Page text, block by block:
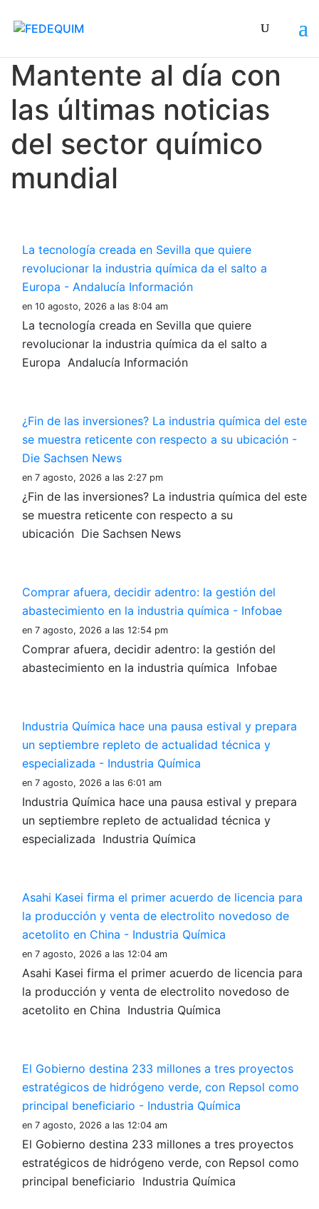
Mantente al día con
las últimas noticias
del sector químico
mundial
La tecnología creada en Sevilla que quiere
revolucionar la industria química da el salto a
Europa - Andalucía Información
en 10 agosto, 2026 a las 8:04 am
La tecnología creada en Sevilla que quiere
revolucionar la industria química da el salto a
Europa Andalucía Información
¿Fin de las inversiones? La industria química del este
se muestra reticente con respecto a su ubicación -
Die Sachsen News
en 7 agosto, 2026 a las 2:27 pm
¿Fin de las inversiones? La industria química del este
se muestra reticente con respecto a su
ubicación Die Sachsen News
Comprar afuera, decidir adentro: la gestión del
abastecimiento en la industria química - Infobae
en 7 agosto, 2026 a las 12:54 pm
Comprar afuera, decidir adentro: la gestión del
abastecimiento en la industria química Infobae
Industria Química hace una pausa estival y prepara
un septiembre repleto de actualidad técnica y
especializada - Industria Química
en 7 agosto, 2026 a las 6:01 am
Industria Química hace una pausa estival y prepara
un septiembre repleto de actualidad técnica y
especializada Industria Química
Asahi Kasei firma el primer acuerdo de licencia para
la producción y venta de electrolito novedoso de
acetolito en China - Industria Química
en 7 agosto, 2026 a las 12:04 am
Asahi Kasei firma el primer acuerdo de licencia para
la producción y venta de electrolito novedoso de
acetolito en China Industria Química
El Gobierno destina 233 millones a tres proyectos
estratégicos de hidrógeno verde, con Repsol como
principal beneficiario - Industria Química
en 7 agosto, 2026 a las 12:04 am
El Gobierno destina 233 millones a tres proyectos
estratégicos de hidrógeno verde, con Repsol como
principal beneficiario Industria Química